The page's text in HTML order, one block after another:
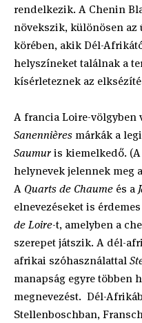
rendelkezik. A Chenin
növekszik, különösen
körében, akik Dél-
helyszíneket találnak a
kísérleteznek az
A francia Loire-völgyben
Sanennières márkák a
Saumuris kiemelkedő.
helynevek jelennek meg
A Quarts de Chaume és a
elnevezéseket is
de Loire-t, amelyben a
szerepet játszik. A dél-
afrikai szóhasználattal
manapság egyre többen
megnevezést. Dél-
Stellenboschban,